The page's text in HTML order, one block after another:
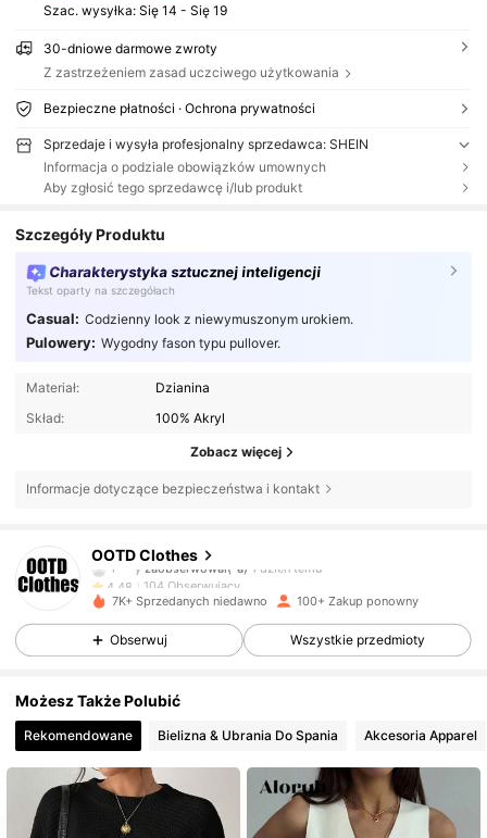
Szac. wysyłka: Się 14 - Się 19
30-dniowe darmowe zwroty
Z zastrzeżeniem zasad uczciwego użytkowania
Bezpieczne płatności · Ochrona prywatności
Sprzedaje i wysyła profesjonalny sprzedawca: SHEIN
Informacja o podziale obowiązków umownych
Aby zgłosić tego sprzedawcę i/lub produkt
Szczegóły Produktu
Charakterystyka sztucznej inteligencji
Tekst oparty na szczegółach
Casual: Codzienny look z niewymuszonym urokiem.
Pulowery: Wygodny fason typu pullover.
Materiał:
Dzianina
Skład:
100% Akryl
Zobacz więcej
Informacje dotyczące bezpieczeństwa i kontakt
OOTD Clothes
i***yzaobserwował(-a)
104 Obserwujący
4,48 104 Obserwujący
4,48 104 Obserwujący
4,48 104 Obserwujący
7K+ Sprzedanych niedawno 100+ Zakup ponowny
Obserwuj Wszystkie przedmioty
Możesz Także Polubić
Rekomendowane Bielizna & Ubrania Do Spania Akcesoria Apparel